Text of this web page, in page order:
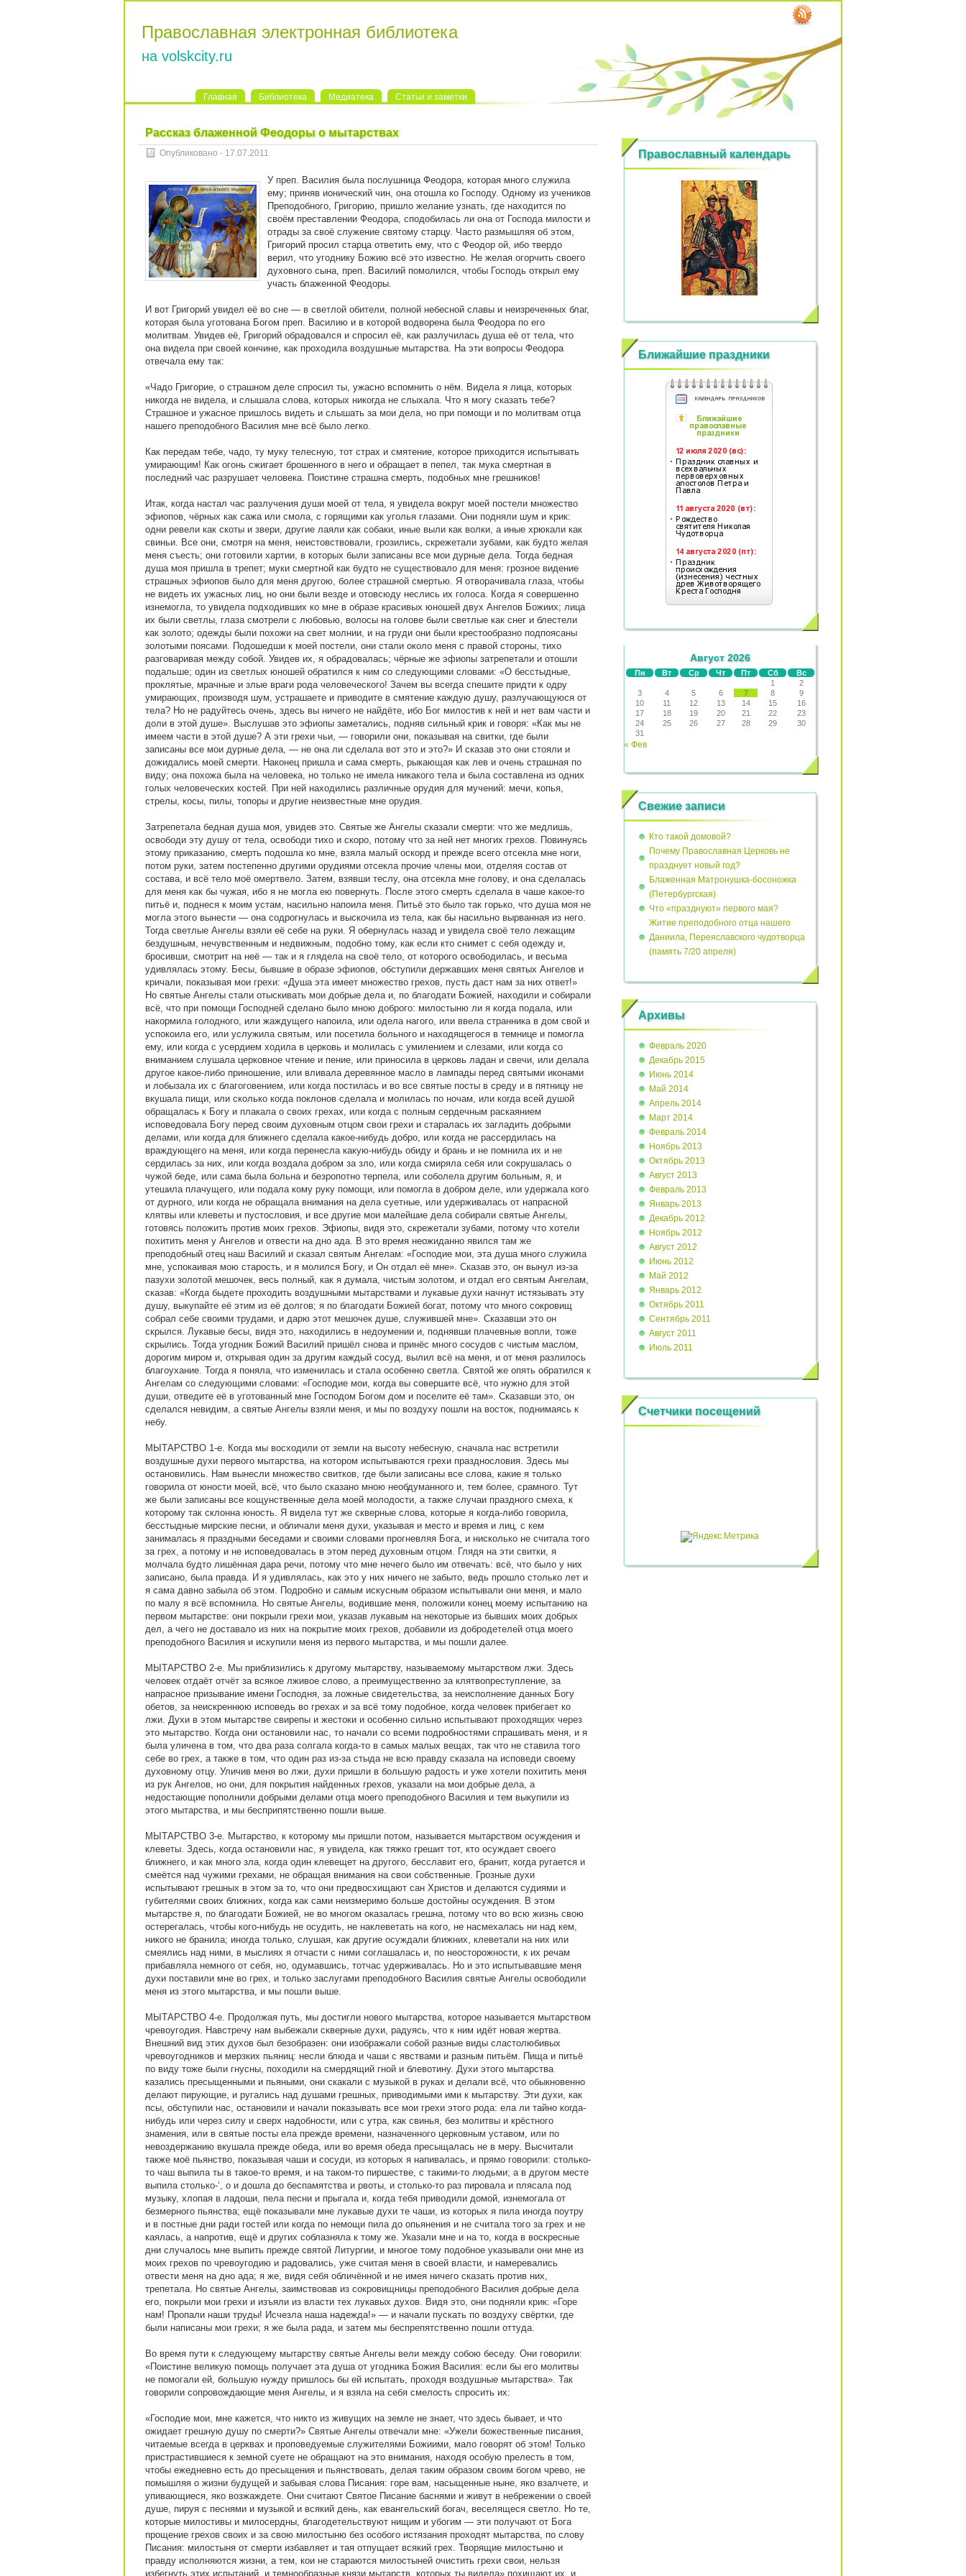
Православная электронная библиотека
на volskcity.ru
Главная Библиотека Медиатека Статьи и заметки
Рассказ блаженной Феодоры о мытарствах
Опубликовано - 17.07.2011
У преп. Василия была послушница Феодора, которая много служила
ему; приняв ионический чин, она отошла ко Господу. Одному из учеников
Преподобного, Григорию, пришло желание узнать, где находится по
своём преставлении Феодора, сподобилась ли она от Господа милости и
отрады за своё служение святому старцу. Часто размышляя об этом,
Григорий просил старца ответить ему, что с Феодор ой, ибо твердо
верил, что угоднику Божию всё это известно. Не желая огорчить своего
духовного сына, преп. Василий помолился, чтобы Господь открыл ему
участь блаженной Феодоры.
И вот Григорий увидел её во сне — в светлой обители, полной небесной славы и неизреченных благ,
которая была уготована Богом преп. Василию и в которой водворена была Феодора по его
молитвам. Увидев её, Григорий обрадовался и спросил её, как разлучилась душа её от тела, что
она видела при своей кончине, как проходила воздушные мытарства. На эти вопросы Феодора
отвечала ему так:
«Чадо Григорие, о страшном деле спросил ты, ужасно вспомнить о нём. Видела я лица, которых
никогда не видела, и слышала слова, которых никогда не слыхала. Что я могу сказать тебе?
Страшное и ужасное пришлось видеть и слышать за мои дела, но при помощи и по молитвам отца
нашего преподобного Василия мне всё было легко.
Как передам тебе, чадо, ту муку телесную, тот страх и смятение, которое приходится испытывать
умирающим! Как огонь сжигает брошенного в него и обращает в пепел, так мука смертная в
последний час разрушает человека. Поистине страшна смерть, подобных мне грешников!
Итак, когда настал час разлучения души моей от тела, я увидела вокруг моей постели множество
эфиопов, чёрных как сажа или смола, с горящими как уголья глазами. Они подняли шум и крик:
одни ревели как скоты и звери, другие лаяли как собаки, иные выли как волки, а иные хрюкали как
свиньи. Все они, смотря на меня, неистовствовали, грозились, скрежетали зубами, как будто желая
меня съесть; они готовили хартии, в которых были записаны все мои дурные дела. Тогда бедная
душа моя пришла в трепет; муки смертной как будто не существовало для меня: грозное видение
страшных эфиопов было для меня другою, более страшной смертью. Я отворачивала глаза, чтобы
не видеть их ужасных лиц, но они были везде и отовсюду неслись их голоса. Когда я совершенно
изнемогла, то увидела подходивших ко мне в образе красивых юношей двух Ангелов Божиих; лица
их были светлы, глаза смотрели с любовью, волосы на голове были светлые как снег и блестели
как золото; одежды были похожи на свет молнии, и на груди они были крестообразно подпоясаны
золотыми поясами. Подошедши к моей постели, они стали около меня с правой стороны, тихо
разговаривая между собой. Увидев их, я обрадовалась; чёрные же эфиопы затрепетали и отошли
подальше; один из светлых юношей обратился к ним со следующими словами: «О бесстыдные,
проклятые, мрачные и злые враги рода человеческого! Зачем вы всегда спешите придти к одру
умирающих, производя шум, устрашаете и приводите в смятение каждую душу, разлучающуюся от
тела? Но не радуйтесь очень, здесь вы ничего не найдёте, ибо Бог милостив к ней и нет вам части и
доли в этой душе». Выслушав это эфиопы заметались, подняв сильный крик и говоря: «Как мы не
имеем части в этой душе? А эти грехи чьи, — говорили они, показывая на свитки, где были
записаны все мои дурные дела, — не она ли сделала вот это и это?» И сказав это они стояли и
дожидались моей смерти. Наконец пришла и сама смерть, рыкающая как лев и очень страшная по
виду; она похожа была на человека, но только не имела никакого тела и была составлена из одних
голых человеческих костей. При ней находились различные орудия для мучений: мечи, копья,
стрелы, косы, пилы, топоры и другие неизвестные мне орудия.
Затрепетала бедная душа моя, увидев это. Святые же Ангелы сказали смерти: что же медлишь,
освободи эту душу от тела, освободи тихо и скоро, потому что за ней нет многих грехов. Повинуясь
этому приказанию, смерть подошла ко мне, взяла малый оскорд и прежде всего отсекла мне ноги,
потом руки, затем постепенно другими орудиями отсекла прочие члены мои, отделяя состав от
состава, и всё тело моё омертвело. Затем, взявши теслу, она отсекла мне голову, и она сделалась
для меня как бы чужая, ибо я не могла ею повернуть. После этого смерть сделала в чаше какое-то
питьё и, поднеся к моим устам, насильно напоила меня. Питьё это было так горько, что душа моя не
могла этого вынести — она содрогнулась и выскочила из тела, как бы насильно вырванная из него.
Тогда светлые Ангелы взяли её себе на руки. Я обернулась назад и увидела своё тело лежащим
бездушным, нечувственным и недвижным, подобно тому, как если кто снимет с себя одежду и,
бросивши, смотрит на неё — так и я глядела на своё тело, от которого освободилась, и весьма
удивлялась этому. Бесы, бывшие в образе эфиопов, обступили державших меня святых Ангелов и
кричали, показывая мои грехи: «Душа эта имеет множество грехов, пусть даст нам за них ответ!»
Но святые Ангелы стали отыскивать мои добрые дела и, по благодати Божией, находили и собирали
всё, что при помощи Господней сделано было мною доброго: милостыню ли я когда подала, или
накормила голодного, или жаждущего напоила, или одела нагого, или ввела странника в дом свой и
успокоила его, или услужила святым, или посетила больного и находящегося в темнице и помогла
ему, или когда с усердием ходила в церковь и молилась с умилением и слезами, или когда со
вниманием слушала церковное чтение и пение, или приносила в церковь ладан и свечи, или делала
другое какое-либо приношение, или вливала деревянное масло в лампады перед святыми иконами
и лобызала их с благоговением, или когда постилась и во все святые посты в среду и в пятницу не
вкушала пищи, или сколько когда поклонов сделала и молилась по ночам, или когда всей душой
обращалась к Богу и плакала о своих грехах, или когда с полным сердечным раскаянием
исповедовала Богу перед своим духовным отцом свои грехи и старалась их загладить добрыми
делами, или когда для ближнего сделала какое-нибудь добро, или когда не рассердилась на
враждующего на меня, или когда перенесла какую-нибудь обиду и брань и не помнила их и не
сердилась за них, или когда воздала добром за зло, или когда смиряла себя или сокрушалась о
чужой беде, или сама была больна и безропотно терпела, или соболела другим больным, я, и
утешила плачущего, или подала кому руку помощи, или помогла в добром деле, или удержала кого
от дурного, или когда не обращала внимания на дела суетные, или удерживалась от напрасной
клятвы или клеветы и пустословия, и все другие мои малейшие дела собирали святые Ангелы,
готовясь положить против моих грехов. Эфиопы, видя это, скрежетали зубами, потому что хотели
похитить меня у Ангелов и отвести на дно ада. В это время неожиданно явился там же
преподобный отец наш Василий и сказал святым Ангелам: «Господие мои, эта душа много служила
мне, успокаивая мою старость, и я молился Богу, и Он отдал её мне». Сказав это, он вынул из-за
пазухи золотой мешочек, весь полный, как я думала, чистым золотом, и отдал его святым Ангелам,
сказав: «Когда быдете проходить воздушными мытарствами и лукавые духи начнут истязывать эту
душу, выкупайте её этим из её долгов; я по благодати Божией богат, потому что много сокровищ
собрал себе своими трудами, и дарю этот мешочек душе, служившей мне». Сказавши это он
скрылся. Лукавые бесы, видя это, находились в недоумении и, поднявши плачевные вопли, тоже
скрылись. Тогда угодник Божий Василий пришёл снова и принёс много сосудов с чистым маслом,
дорогим миром и, открывая один за другим каждый сосуд, вылил всё на меня, и от меня разлилось
благоухание. Тогда я поняла, что изменилась и стала особенно светла. Святой же опять обратился к
Ангелам со следующими словами: «Господие мои, когда вы совершите всё, что нужно для этой
души, отведите её в уготованный мне Господом Богом дом и поселите её там». Сказавши это, он
сделался невидим, а святые Ангелы взяли меня, и мы по воздуху пошли на восток, поднимаясь к
небу.
МЫТАРСТВО 1-е. Когда мы восходили от земли на высоту небесную, сначала нас встретили
воздушные духи первого мытарства, на котором испытываются грехи празднословия. Здесь мы
остановились. Нам вынесли множество свитков, где были записаны все слова, какие я только
говорила от юности моей, всё, что было сказано мною необдуманного и, тем более, срамного. Тут
же были записаны все кощунственные дела моей молодости, а также случаи праздного смеха, к
которому так склонна юность. Я видела тут же скверные слова, которые я когда-либо говорила,
бесстыдные мирские песни, и обличали меня духи, указывая и место и время и лиц, с кем
занималась я праздными беседами и своими словами прогневляя Бога, и нисколько не считала того
за грех, а потому и не исповедовалась в этом перед духовным отцом. Глядя на эти свитки, я
молчала будто лишённая дара речи, потому что мне нечего было им отвечать: всё, что было у них
записано, была правда. И я удивлялась, как это у них ничего не забыто, ведь прошло столько лет и
я сама давно забыла об этом. Подробно и самым искусным образом испытывали они меня, и мало
по малу я всё вспомнила. Но святые Ангелы, водившие меня, положили конец моему испытанию на
первом мытарстве: они покрыли грехи мои, указав лукавым на некоторые из бывших моих добрых
дел, а чего не доставало из них на покрытие моих грехов, добавили из добродетелей отца моего
преподобного Василия и искупили меня из первого мытарства, и мы пошли далее.
МЫТАРСТВО 2-е. Мы приблизились к другому мытарству, называемому мытарством лжи. Здесь
человек отдаёт отчёт за всякое лживое слово, а преимущественно за клятвопреступление, за
напрасное призывание имени Господня, за ложные свидетельства, за неисполнение данных Богу
обетов, за неискреннюю исповедь во грехах и за всё тому подобное, когда человек прибегает ко
лжи. Духи в этом мытарстве свирепы и жестоки и особенно сильно испытывают проходящих через
это мытарство. Когда они остановили нас, то начали со всеми подробностями спрашивать меня, и я
была уличена в том, что два раза солгала когда-то в самых малых вещах, так что не ставила того
себе во грех, а также в том, что один раз из-за стыда не всю правду сказала на исповеди своему
духовному отцу. Уличив меня во лжи, духи пришли в большую радость и уже хотели похитить меня
из рук Ангелов, но они, для покрытия найденных грехов, указали на мои добрые дела, а
недостающие пополнили добрыми делами отца моего преподобного Василия и тем выкупили из
этого мытарства, и мы бесприпятственно пошли выше.
МЫТАРСТВО 3-е. Мытарство, к которому мы пришли потом, называется мытарством осуждения и
клеветы. Здесь, когда остановили нас, я увидела, как тяжко грешит тот, кто осуждает своего
ближнего, и как много зла, когда один клевещет на другого, бесславит его, бранит, когда ругается и
смеётся над чужими грехами, не обращая внимания на свои собственные. Грозные духи
испытывают грешных в этом за то, что они предвосхищают сан Христов и делаются судиями и
губителями своих ближних, когда как сами неизмеримо больше достойны осуждения. В этом
мытарстве я, по благодати Божией, не во многом оказалась грешна, потому что во всю жизнь свою
остерегалась, чтобы кого-нибудь не осудить, не наклеветать на кого, не насмехалась ни над кем,
никого не бранила; иногда только, слушая, как другие осуждали ближних, клеветали на них или
смеялись над ними, в мыслиях я отчасти с ними соглашалась и, по неосторожности, к их речам
прибавляла немного от себя, но, одумавшись, тотчас удерживалась. Но и это испытывавшие меня
духи поставили мне во грех, и только заслугами преподобного Василия святые Ангелы освободили
меня из этого мытарства, и мы пошли выше.
МЫТАРСТВО 4-е. Продолжая путь, мы достигли нового мытарства, которое называется мытарством
чревоугодия. Навстречу нам выбежали скверные духи, радуясь, что к ним идёт новая жертва.
Внешний вид этих духов был безобразен: они изображали собой разные виды сластолюбивых
чревоугодников и мерзких пьяниц: несли блюда и чаши с явствами и разным питьём. Пища и питьё
по виду тоже были гнусны, походили на смердящий гной и блевотину. Духи этого мытарства
казались пресыщенными и пьяными, они скакали с музыкой в руках и делали всё, что обыкновенно
делают пирующие, и ругались над душами грешных, приводимыми ими к мытарству. Эти духи, как
псы, обступили нас, остановили и начали показывать все мои грехи этого рода: ела ли тайно когда-
нибудь или через силу и сверх надобности, или с утра, как свинья, без молитвы и крёстного
знамения, или в святые посты ела прежде времени, назначенного церковным уставом, или по
невоздержанию вкушала прежде обеда, или во время обеда пресыщалась не в меру. Высчитали
также моё пьянство, показывая чаши и сосуди, из которых я напивалась, и прямо говорили: столько-
то чаш выпила ты в такое-то время, и на таком-то пиршестве, с такими-то людьми; а в другом месте
выпила столько-‘, о и дошла до беспамятства и рвоты, и столько-то раз пировала и плясала под
музыку, хлопая в ладоши, пела песни и прыгала и, когда тебя приводили домой, изнемогала от
безмерного пьянства; ещё показывали мне лукавые духи те чаши, из которых я пила иногда поутру
и в постные дни ради гостей или когда по немощи пила до опьянения и не считала того за грех и не
каялась, а напротив, ещё и других соблазняла к тому же. Указали мне и на то, когда в воскресные
дни случалось мне выпить прежде святой Литургии, и многое тому подобное указывали они мне из
моих грехов по чревоугодию и радовались, уже считая меня в своей власти, и намеревались
отвести меня на дно ада; я же, видя себя обличённой и не имея ничего сказать против них,
трепетала. Но святые Ангелы, заимствовав из сокровищницы преподобного Василия добрые дела
его, покрыли мои грехи и изъяли из власти тех лукавых духов. Видя это, они подняли крик: «Горе
нам! Пропали наши труды! Исчезла наша надежда!» — и начали пускать по воздуху свёртки, где
были написаны мои грехи; я же была рада, и затем мы беспрепятственно пошли оттуда.
Во время пути к следующему мытарству святые Ангелы вели между собою беседу. Они говорили:
«Поистине великую помощь получает эта душа от угодника Божия Василия: если бы его молитвы
не помогали ей, большую нужду пришлось бы ей испытать, проходя воздушные мытарства». Так
говорили сопровождающие меня Ангелы, и я взяла на себя смелость спросить их:
«Господие мои, мне кажется, что никто из живущих на земле не знает, что здесь бывает, и что
ожидает грешную душу по смерти?» Святые Ангелы отвечали мне: «Ужели божественные писания,
читаемые всегда в церквах и проповедуемые служителями Божиими, мало говорят об этом! Только
пристрастившиеся к земной суете не обращают на это внимания, находя особую прелесть в том,
чтобы ежедневно есть до пресыщения и пьянствовать, делая таким образом своим богом чрево, не
помышляя о жизни будущей и забывая слова Писания: горе вам, насыщенные ныне, яко взалчете, и
упивающиеся, яко возжаждете. Они считают Святое Писание баснями и живут в небрежении о своей
душе, пируя с песнями и музыкой и всякий день, как евангельский богач, веселящеся светло. Но те,
которые милостивы и милосердны, благодетельствуют нищим и убогим — эти получают от Бога
прощение грехов своих и за свою милостыню без особого истязания проходят мытарства, по слову
Писания: милостыня от смерти избавляет и тая отпущает всякий грех. Творящие милостыню и
правду исполняются жизни, а тем, кои не стараются милостыней очистить грехи свои, нельзя
избегнуть этих испытаний, и темнообразные князи мытарств, которых ты видела» похищают их, и
Православный календарь
Ближайшие праздники
Август 2026
Пн Вт Ср Чт Пт Сб
Вс
1
2
3
4 5 6 7 8
9
10
11 12 13 14 15
16
17
18 19 20 21 22
23
24
25 26 27 28 29
30
31
« Фев
Свежие записи
Кто такой домовой?
Почему Православная Церковь не
празднует новый год?
Блаженная Матронушка-босоножка
(Петербургская)
Что «празднуют» первого мая?
Житие преподобного отца нашего
Даниила, Переяславского чудотворца
(память 7/20 апреля)
Архивы
Февраль 2020
Декабрь 2015
Июнь 2014
Май 2014
Апрель 2014
Март 2014
Февраль 2014
Ноябрь 2013
Октябрь 2013
Август 2013
Февраль 2013
Январь 2013
Декабрь 2012
Ноябрь 2012
Август 2012
Июнь 2012
Май 2012
Январь 2012
Октябрь 2011
Сентябрь 2011
Август 2011
Июль 2011
Счетчики посещений